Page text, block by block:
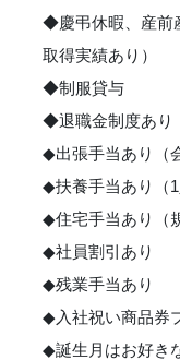
◆慶弔休暇、産前
取得実績あり）
◆制服貸与
◆退職金制度あり
◆出張手当あり（
◆扶養手当あり（1
◆住宅手当あり（
◆社員割引あり
◆残業手当あり
◆入社祝い商品券
◆誕生月はお好き